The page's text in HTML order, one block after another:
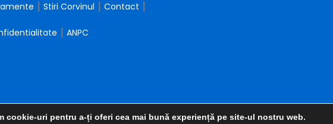
Stiri Corvinul Contact
ANPC
cookie-uri pentru a-ți oferi cea mai bună experiență pe site-ul nostru web.